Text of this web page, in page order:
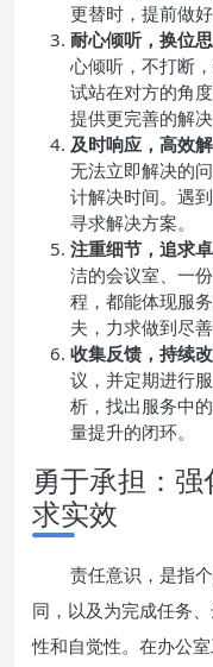
更替时，提前做
耐心倾听，换位思
心倾听，不打断
试站在对方的角
提供更完善的解决
及时响应，高效解
无法立即解决的
计解决时间。遇
寻求解决方案。
注重细节，追求卓
洁的会议室、一
程，都能体现服
夫，力求做到尽善
收集反馈，持续改
议，并定期进行
析，找出服务中
量提升的闭环。
勇于承担：
求实效
责任意识，是指
同，以及为完成任务
性和自觉性。在办公